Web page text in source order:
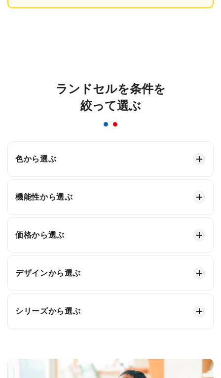
ランドセルを条件を
絞って選ぶ
色から選ぶ
機能性から選ぶ
価格から選ぶ
デザインから選ぶ
シリーズから選ぶ